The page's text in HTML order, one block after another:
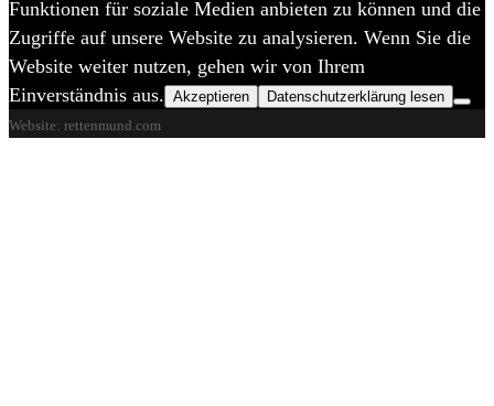
Website: rettenmund.com
Funktionen für soziale Medien anbieten zu können und die
Zugriffe auf unsere Website zu analysieren. Wenn Sie die
Website weiter nutzen, gehen wir von Ihrem
Einverständnis aus. Akzeptieren Datenschutzerklärung lesen